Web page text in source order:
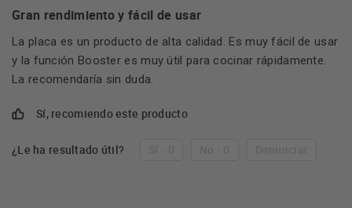
Gran rendimiento y fácil de usar
La placa es un producto de alta calidad. Es muy fácil de usar
y la función Booster es muy útil para cocinar rápidamente.
La recomendaría sin duda.
Sí, recomiendo este producto
¿Le ha resultado útil?